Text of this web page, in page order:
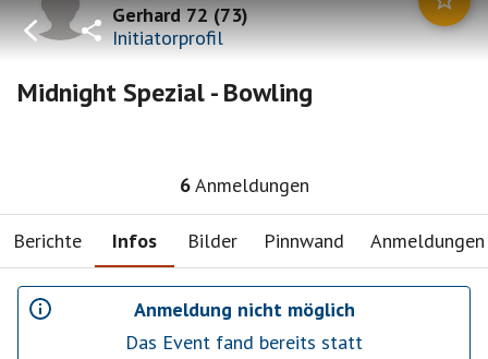
Gerhard 72(73)
Initiatorprofil
Midnight Spezial - Bowling
6Anmeldungen
Berichte Infos Bilder Pinnwand Anmeldungen
Anmeldung nicht möglich
Das Event fand bereits statt